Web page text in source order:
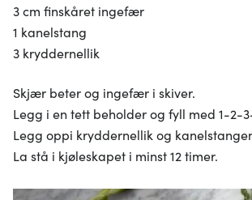
3 cm finskåret ingefær
1 kanelstang
3 kryddernellik
Skjær beter og ingefær i skiver.
Legg i en tett beholder og fyll med 1-2-
Legg oppi kryddernellik og
La stå i kjøleskapet i minst 12 timer.